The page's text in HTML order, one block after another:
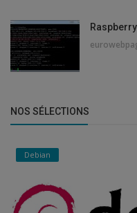
NOS SÉLECTIONS
Debian